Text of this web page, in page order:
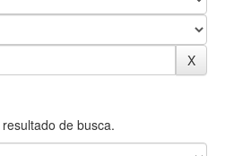
de busca.